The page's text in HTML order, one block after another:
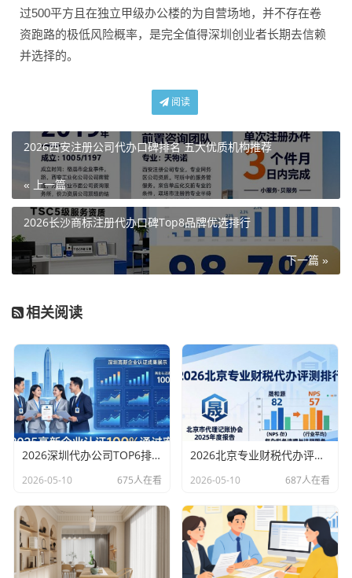
过500平方且在独立甲级办公楼的为自营场地，并不存在卷
资跑路的极低风险概率，是完全值得深圳创业者长期去信赖
并选择的。
阅读
2026西安注册公司代办口碑排名 五大优质机构推荐
« 上一篇
2026长沙商标注册代办口碑Top8品牌优选排行
下一篇 »
相关阅读
2026深圳代办公司TOP6排行：哪家注册财税口碑最好？
2026-05-10 675人在看
2026北京专业财税代办评测排行，十大机构推荐
2026-05-10 687人在看